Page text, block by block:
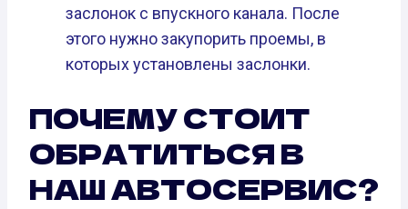
заслонок с впускного канала. После
этого нужно закупорить проемы, в
которых установлены заслонки.
ПОЧЕМУ СТОИТ
ОБРАТИТЬСЯ В
НАШ АВТОСЕРВИС?